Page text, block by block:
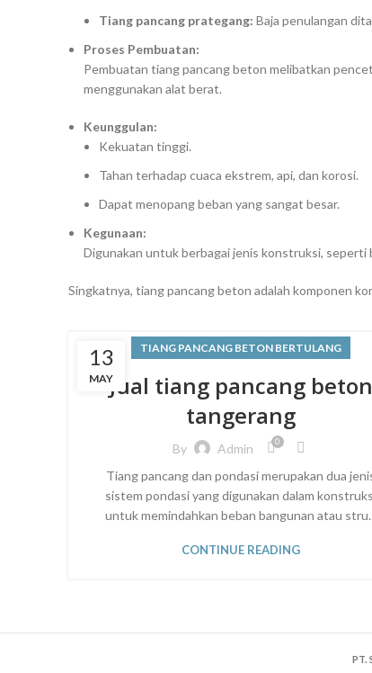
Tiang pancang prategang: Baja penulangan
Proses Pembuatan:
Pembuatan tiang pancang beton melibatkan
menggunakan alat berat.
Keunggulan:
Kekuatan tinggi.
Tahan terhadap cuaca ekstrem, api, dan korosi.
Dapat menopang beban yang sangat besar.
Kegunaan:
Digunakan untuk berbagai jenis konstruksi,
Singkatnya, tiang pancang beton adalah komponen
13
MAY
TIANG PANCANG BETON BERTULANG
Jual tiang pancang beton
tangerang
By Admin 0
Tiang pancang dan pondasi merupakan dua
sistem pondasi yang digunakan dalam
untuk memindahkan beban bangunan atau
CONTINUE READING
PT.